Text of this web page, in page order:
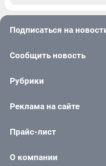
Подписаться на
Сообщить новость
Рубрики
Реклама на сайте
Прайс-лист
О компании